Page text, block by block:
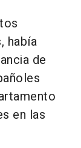
había
de
en las